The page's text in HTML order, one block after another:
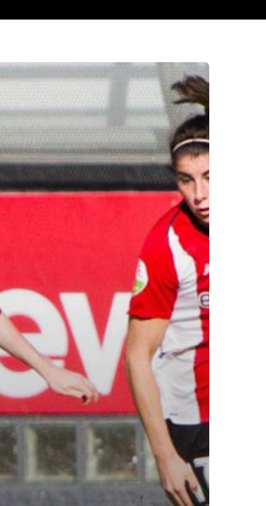
Castilla-La
Toledo
Ciudad Real
Albacete
Cuenca
Guadalajara
Talavera
Sanidad
Economía
Educación
Cultura
Deportes